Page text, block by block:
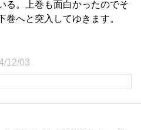
る。上巻も面白かったのでそ
巻へと突入してゆきます。
12/03